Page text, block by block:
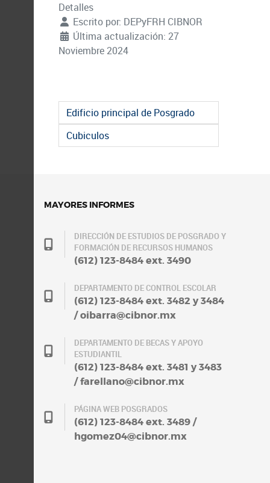
Detalles
Escrito por: DEPyFRH CIBNOR
Última actualización: 27
Noviembre 2024
Edificio principal de Posgrado
Cubiculos
MAYORES INFORMES
DIRECCIÓN DE ESTUDIOS DE POSGRADO Y
FORMACIÓN DE RECURSOS HUMANOS
(612) 123-8484 ext. 3490
DEPARTAMENTO DE CONTROL ESCOLAR
(612) 123-8484 ext. 3482 y 3484
/ oibarra@cibnor.mx
DEPARTAMENTO DE BECAS Y APOYO
ESTUDIANTIL
(612) 123-8484 ext. 3481 y 3483
/ farellano@cibnor.mx
PÁGINA WEB POSGRADOS
(612) 123-8484 ext. 3489 /
hgomez04@cibnor.mx